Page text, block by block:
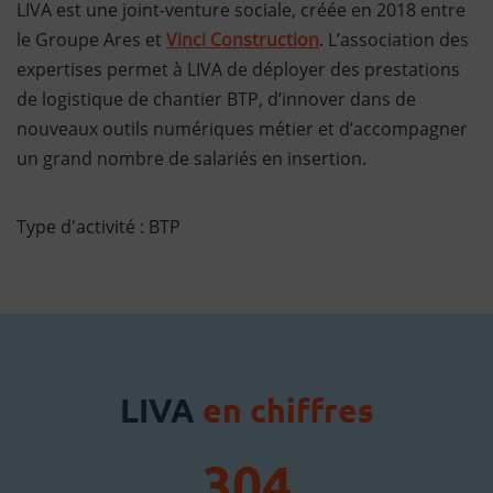
LIVA est une joint-venture sociale, créée en 2018 entre
le Groupe Ares et Vinci Construction. L’association des
expertises permet à LIVA de déployer des prestations
de logistique de chantier BTP, d’innover dans de
nouveaux outils numériques métier et d’accompagner
un grand nombre de salariés en insertion.
Type d'activité : BTP
LIVA en chiffres